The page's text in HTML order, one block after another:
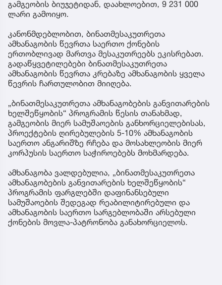
გამგეობის ბიუჯეტიდან, დაახლოებით, 9 231 000
ლარი გამოიყო.
კანონმდებლობით, ბინათმესაკუთრეთა
ამხანაგობის წევრთა საერთო ქონების
ერთობლივად მართვა მესაკუთრეებს ეკისრებათ.
გადაწყვეტილებები ბინათმესაკუთრეთა
ამხანაგობის წევრთა კრებაზე ამხანაგობის ყველა
წევრის ჩართულობით მიიღება.
„ბინათმესაკუთრეთა ამხანაგობების განვითარების
ხელშეწყობის“ პროგრამის წესის თანახმად,
გამგეობის მიერ სამუშაოების განხორციელებისას,
პროექტების ღირებულების 5-10% ამხანაგობის
საერთო ანგარიშზე რჩება და მოსახლეობის მიერ
კორპუსის საერთო საჭიროებებს მოხმარდება.
ამხანაგობა ვალდებულია, „ბინათმესაკუთრეთა
ამხანაგობების განვითარების ხელშეწყობის“
პროგრამის ფარგლებში დაფინანსებული
სამუშაოების შედეგად რეაბილიტირებული და
ამხანაგობის საერთო სარგებლობაში არსებული
ქონების მოვლა-პატრონობა განახორციელოს.